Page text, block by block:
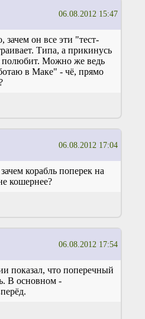
06.08.2012 15:47
он все эти "тест-
Типа, а прикинусь
полюбит. Можно же ведь
в Маке" - чё, прямо
06.08.2012 17:04
корабль поперек на
кошернее?
06.08.2012 17:54
показал, что поперечный
В основном -